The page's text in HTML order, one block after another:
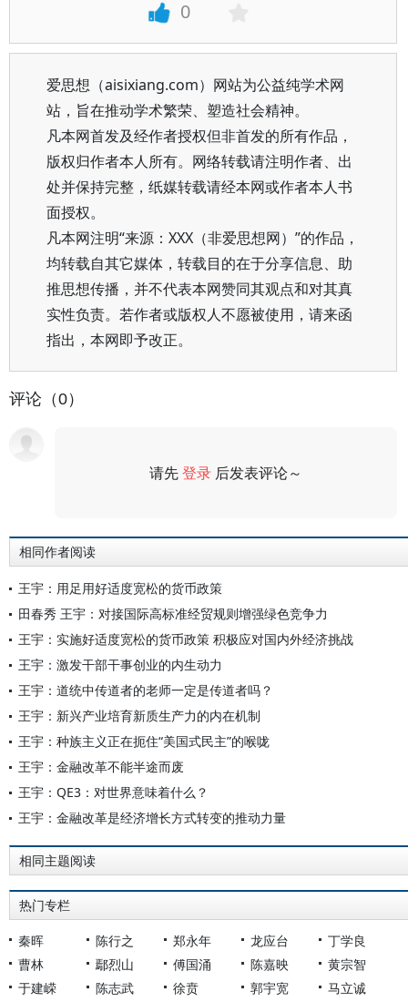
0
爱思想（aisixiang.com）网站为公益纯学术网
站，旨在推动学术繁荣、塑造社会精神。
凡本网首发及经作者授权但非首发的所有作品，
版权归作者本人所有。网络转载请注明作者、出
处并保持完整，纸媒转载请经本网或作者本人书
面授权。
凡本网注明“来源：XXX（非爱思想网）”的作品，
均转载自其它媒体，转载目的在于分享信息、助
推思想传播，并不代表本网赞同其观点和对其真
实性负责。若作者或版权人不愿被使用，请来函
指出，本网即予改正。
评论（0）
请先登录 后发表评论～
相同作者阅读
王宇：用足用好适度宽松的货币政策
田春秀 王宇：对接国际高标准经贸规则增强绿色竞争力
王宇：实施好适度宽松的货币政策 积极应对国内外经济挑战
王宇：激发干部干事创业的内生动力
王宇：道统中传道者的老师一定是传道者吗？
王宇：新兴产业培育新质生产力的内在机制
王宇：种族主义正在扼住“美国式民主”的喉咙
王宇：金融改革不能半途而废
王宇：QE3：对世界意味着什么？
王宇：金融改革是经济增长方式转变的推动力量
相同主题阅读
热门专栏
秦晖 陈行之 郑永年 龙应台
丁学良
曹林
鄢烈山 傅国涌 陈嘉映
黄宗智
于建嵘
陈志武 徐贲 郭宇宽 马立诚